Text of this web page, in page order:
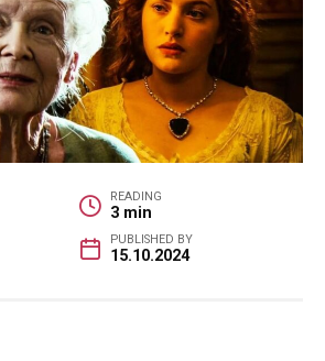
READING
3 min
PUBLISHED BY
15.10.2024